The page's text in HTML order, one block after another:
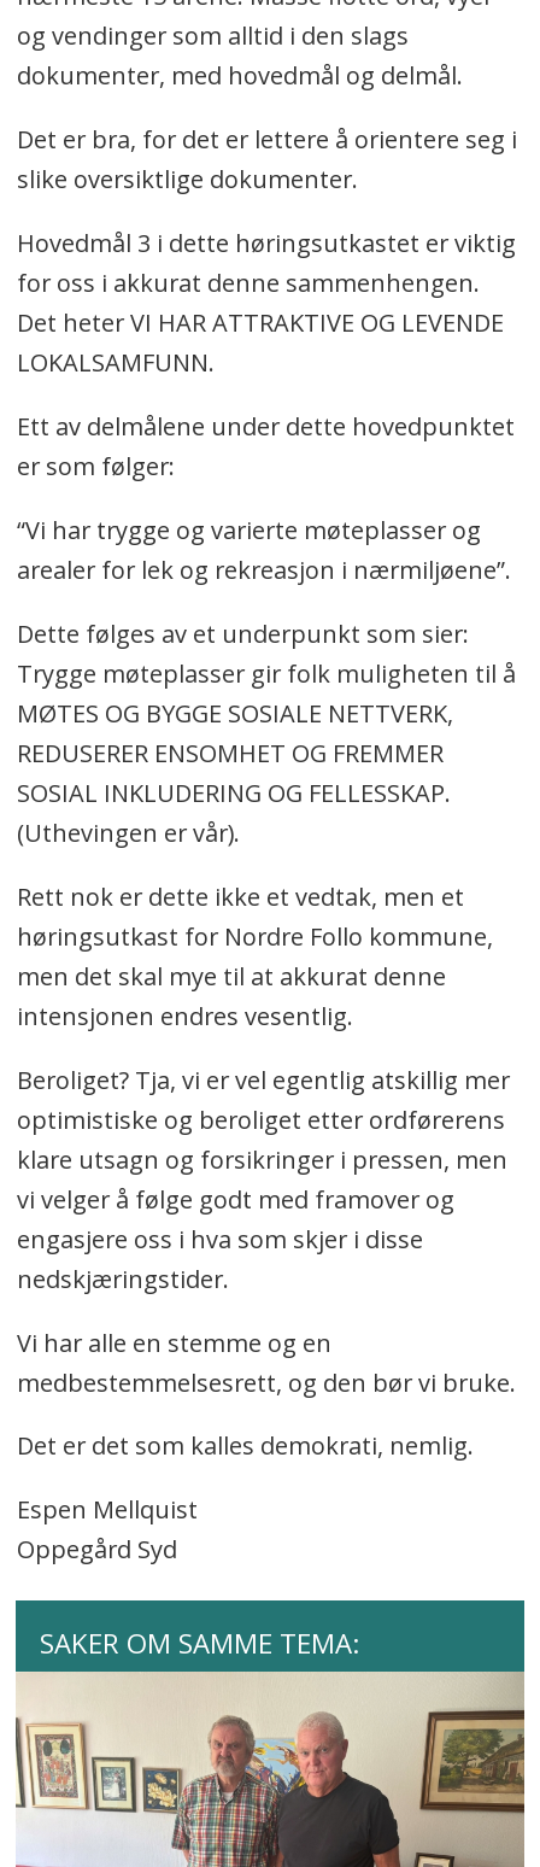
og vendinger som alltid i den slags
dokumenter, med hovedmål og delmål.
Det er bra, for det er lettere å orientere seg i
slike oversiktlige dokumenter.
Hovedmål 3 i dette høringsutkastet er viktig
for oss i akkurat denne sammenhengen.
Det heter VI HAR ATTRAKTIVE OG LEVENDE
LOKALSAMFUNN.
Ett av delmålene under dette hovedpunktet
er som følger:
“Vi har trygge og varierte møteplasser og
arealer for lek og rekreasjon i nærmiljøene”.
Dette følges av et underpunkt som sier:
Trygge møteplasser gir folk muligheten til å
MØTES OG BYGGE SOSIALE NETTVERK,
REDUSERER ENSOMHET OG FREMMER
SOSIAL INKLUDERING OG FELLESSKAP.
(Uthevingen er vår).
Rett nok er dette ikke et vedtak, men et
høringsutkast for Nordre Follo kommune,
men det skal mye til at akkurat denne
intensjonen endres vesentlig.
Beroliget? Tja, vi er vel egentlig atskillig mer
optimistiske og beroliget etter ordførerens
klare utsagn og forsikringer i pressen, men
vi velger å følge godt med framover og
engasjere oss i hva som skjer i disse
nedskjæringstider.
Vi har alle en stemme og en
medbestemmelsesrett, og den bør vi bruke.
Det er det som kalles demokrati, nemlig.
Espen Mellquist
Oppegård Syd
SAKER OM SAMME TEMA: